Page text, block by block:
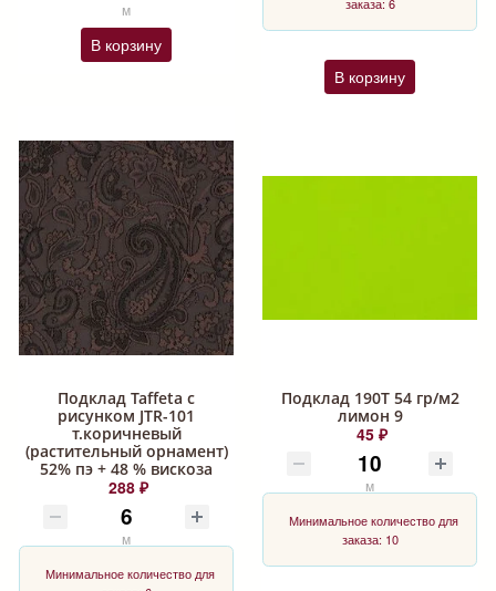
м
В корзину
В корзину
Подклад Taffeta с
рисунком JTR-101
т.коричневый
(растительный орнамент)
52% пэ + 48 % вискоза
288 ₽
м
Минимальное количество для
Подклад 190Т 54 гр/м2
лимон 9
45 ₽
м
Минимальное количество для
заказа: 10